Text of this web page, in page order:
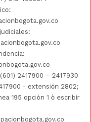
2417900 – 2417930
- extensión 2802;
195 opción 1 ò escribir